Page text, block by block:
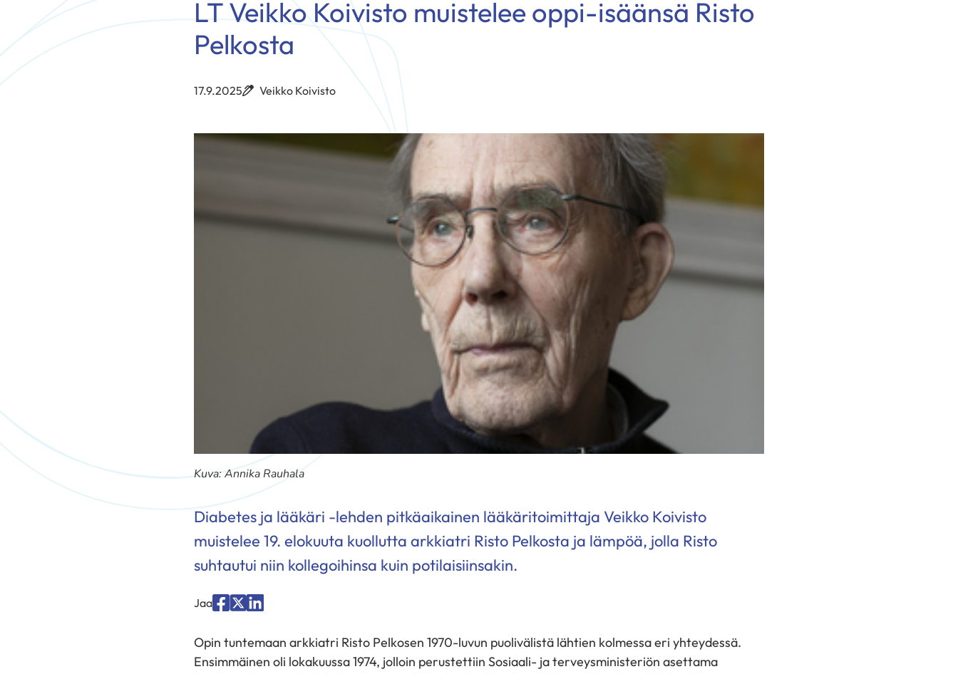
LT Veikko Koivisto muistelee oppi-isäänsä Risto
Pelkosta
17.9.2025 Veikko Koivisto
Kuva: Annika Rauhala
Diabetes ja lääkäri -lehden pitkäaikainen lääkäritoimittaja Veikko Koivisto
muistelee 19. elokuuta kuollutta arkkiatri Risto Pelkosta ja lämpöä, jolla Risto
suhtautui niin kollegoihinsa kuin potilaisiinsakin.
Jaa
palvelussa
"Facebook"
palvelussa
"LinkedIn"
Opin tuntemaan arkkiatri Risto Pelkosen 1970-luvun puolivälistä lähtien kolmessa eri yhteydessä.
Ensimmäinen oli lokakuussa 1974, jolloin perustettiin Sosiaali- ja terveysministeriön asettama